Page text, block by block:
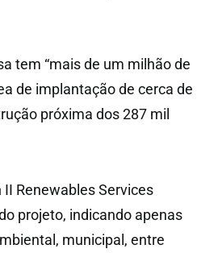
tem “mais de um milhão de
de implantação de cerca de
próxima dos 287 mil
Renewables Services
projeto, indicando apenas
municipal, entre